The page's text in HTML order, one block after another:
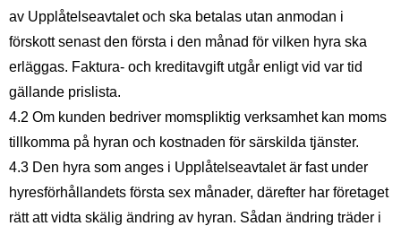
av Upplåtelseavtalet och ska betalas utan anmodan i
förskott senast den första i den månad för vilken hyra ska
erläggas. Faktura- och kreditavgift utgår enligt vid var tid
gällande prislista.
4.2 Om kunden bedriver momspliktig verksamhet kan moms
tillkomma på hyran och kostnaden för särskilda tjänster.
4.3 Den hyra som anges i Upplåtelseavtalet är fast under
hyresförhållandets första sex månader, därefter har företaget
rätt att vidta skälig ändring av hyran. Sådan ändring träder i